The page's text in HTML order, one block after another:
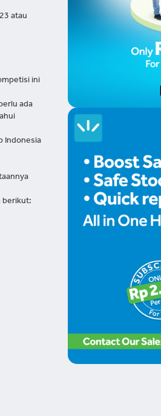
atau
ini
ada
Indonesia
berikut: